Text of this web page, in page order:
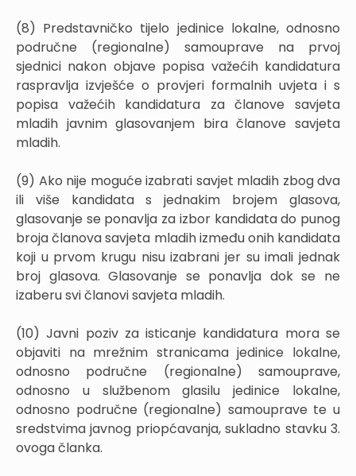
(8) Predstavničko tijelo jedinice lokalne, odnosno
područne (regionalne) samouprave na prvoj
sjednici nakon objave popisa važećih kandidatura
raspravlja izvješće o provjeri formalnih uvjeta i s
popisa važećih kandidatura za članove savjeta
mladih javnim glasovanjem bira članove savjeta
mladih.
(9) Ako nije moguće izabrati savjet mladih zbog dva
ili više kandidata s jednakim brojem glasova,
glasovanje se ponavlja za izbor kandidata do punog
broja članova savjeta mladih između onih kandidata
koji u prvom krugu nisu izabrani jer su imali jednak
broj glasova. Glasovanje se ponavlja dok se ne
izaberu svi članovi savjeta mladih.
(10) Javni poziv za isticanje kandidatura mora se
objaviti na mrežnim stranicama jedinice lokalne,
odnosno područne (regionalne) samouprave,
odnosno u službenom glasilu jedinice lokalne,
odnosno područne (regionalne) samouprave te u
sredstvima javnog priopćavanja, sukladno stavku 3.
ovoga članka.